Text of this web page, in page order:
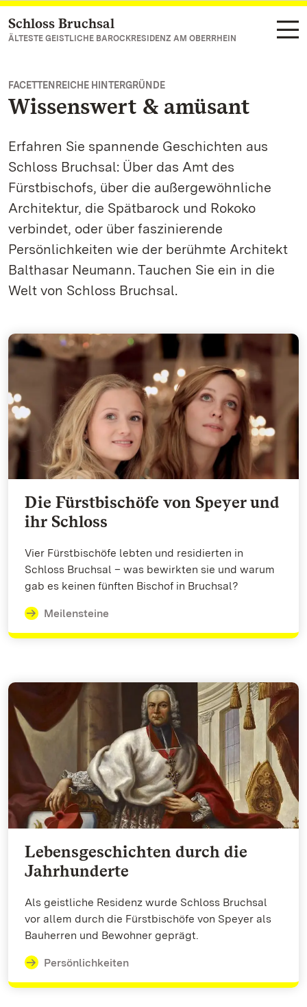
Zum Hauptinhalt springen
Schloss Bruchsal
ÄLTESTE GEISTLICHE BAROCKRESIDENZ AM OBERRHEIN
FACETTENREICHE HINTERGRÜNDE
Wissenswert & amüsant
Erfahren Sie spannende Geschichten aus
Schloss Bruchsal: Über das Amt des
Fürstbischofs, über die außergewöhnliche
Architektur, die Spätbarock und Rokoko
verbindet, oder über faszinierende
Persönlichkeiten wie der berühmte Architekt
Balthasar Neumann. Tauchen Sie ein in die
Welt von Schloss Bruchsal.
Die Fürstbischöfe von Speyer und
ihr Schloss
Vier Fürstbischöfe lebten und residierten in
Schloss Bruchsal – was bewirkten sie und warum
gab es keinen fünften Bischof in Bruchsal?
Meilensteine
Lebensgeschichten durch die
Jahrhunderte
Als geistliche Residenz wurde Schloss Bruchsal
vor allem durch die Fürstbischöfe von Speyer als
Bauherren und Bewohner geprägt.
Persönlichkeiten